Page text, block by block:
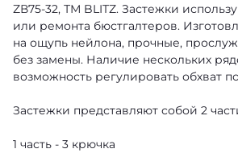
ZВ75-32, ТМ BLITZ. Застежки
или ремонта бюстгалтеров.
на ощупь нейлона, прочные,
без замены. Наличие нескольких
возможность регулировать обхват
Застежки представляют собой 2
1 часть - 3 крючка